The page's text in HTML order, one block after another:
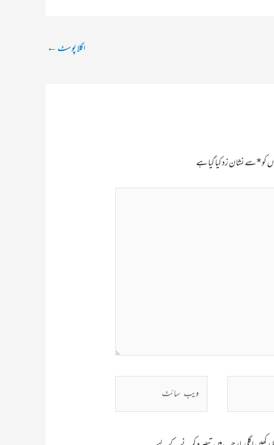
اگلا پوسٹ←
کو*سے نشان زد کیا گیا ہے